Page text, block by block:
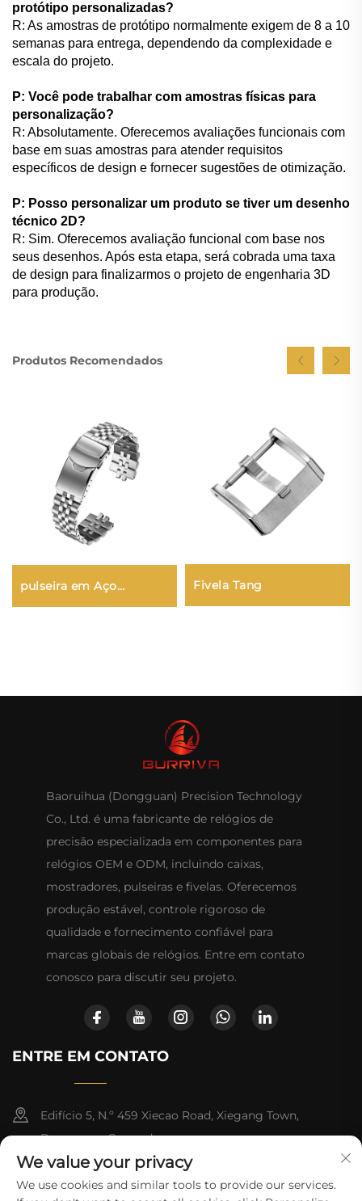
protótipo personalizadas?
R: As amostras de protótipo normalmente exigem de 8 a 10
semanas para entrega, dependendo da complexidade e
escala do projeto.
P: Você pode trabalhar com amostras físicas para
personalização?
R: Absolutamente. Oferecemos avaliações funcionais com
base em suas amostras para atender requisitos
específicos de design e fornecer sugestões de otimização.
P: Posso personalizar um produto se tiver um desenho
técnico 2D?
R: Sim. Oferecemos avaliação funcional com base nos
seus desenhos. Após esta etapa, será cobrada uma taxa
de design para finalizarmos o projeto de engenharia 3D
para produção.
Produtos Recomendados
pulseira em Aço
Fivela Tang
Baoruihua (Dongguan) Precision Technology
Co., Ltd. é uma fabricante de relógios de
precisão especializada em componentes para
relógios OEM e ODM, incluindo caixas,
mostradores, pulseiras e fivelas. Oferecemos
produção estável, controle rigoroso de
qualidade e fornecimento confiável para
marcas globais de relógios. Entre em contato
conosco para discutir seu projeto.
ENTRE EM CONTATO
Edifício 5, N.º 459 Xiecao Road, Xiegang Town,
Dongguan, Guangdong
+852-8402 6198
We value your privacy
We use cookies and similar tools to provide our services.